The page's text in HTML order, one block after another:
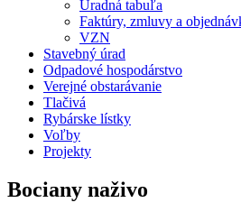
Úradná tabuľa
Faktúry, zmluvy a
VZN
Stavebný úrad
Odpadové hospodárstvo
Verejné obstarávanie
Tlačivá
Rybárske lístky
Voľby
Projekty
Bociany naživo